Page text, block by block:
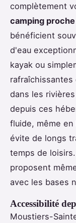
complètement
camping
bénéficient
d'eau
kayak ou
rafraîchissantes
dans les
depuis ces
fluide, même
évite de longs
temps de
proposent
avec les bases
Accessibilité
Moustiers-